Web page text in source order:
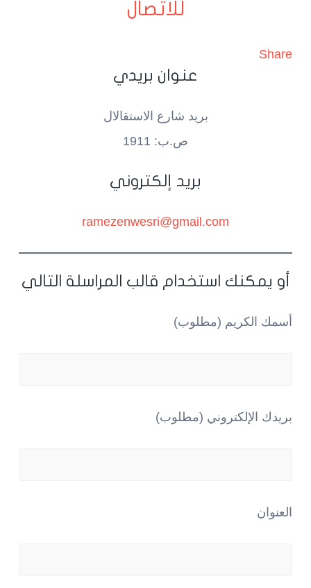
للاتصال
Share
عنوان بريدي
بريد شارع الاستقالال
ص.ب: 1911
بريد إلكتروني
ramezenwesri@gmail.com
أو يمكنك استخدام قالب المراسلة التالي
أسمك الكريم (مطلوب)
بريدك الإلكتروني (مطلوب)
العنوان